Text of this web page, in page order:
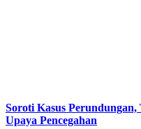
Soroti Kasus
Upaya Pencegahan